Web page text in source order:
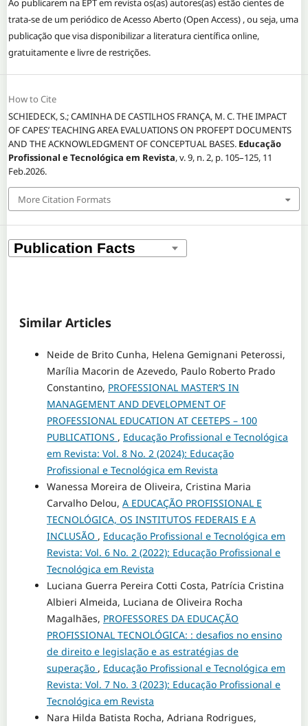
Ao publicarem na EPT em revista os(as) autores(as) estão cientes de
trata-se de um periódico de Acesso Aberto (Open Access) , ou seja, uma
publicação que visa disponibilizar a literatura científica online,
gratuitamente e livre de restrições.
How to Cite
SCHIEDECK, S.; CAMINHA DE CASTILHOS FRANÇA, M. C. THE IMPACT
OF CAPES’ TEACHING AREA EVALUATIONS ON PROFEPT DOCUMENTS
AND THE ACKNOWLEDGMENT OF CONCEPTUAL BASES. Educação
Profissional e Tecnológica em Revista, v. 9, n. 2, p. 105–125, 11
Feb.2026.
More Citation Formats
Similar Articles
Neide de Brito Cunha, Helena Gemignani Peterossi,
Marília Macorin de Azevedo, Paulo Roberto Prado
Constantino, PROFESSIONAL MASTER’S IN
MANAGEMENT AND DEVELOPMENT OF
PROFESSIONAL EDUCATION AT CEETEPS – 100
PUBLICATIONS , Educação Profissional e Tecnológica
em Revista: Vol. 8 No. 2 (2024): Educação
Profissional e Tecnológica em Revista
Wanessa Moreira de Oliveira, Cristina Maria
Carvalho Delou, A EDUCAÇÃO PROFISSIONAL E
TECNOLÓGICA, OS INSTITUTOS FEDERAIS E A
INCLUSÃO , Educação Profissional e Tecnológica em
Revista: Vol. 6 No. 2 (2022): Educação Profissional e
Tecnológica em Revista
Luciana Guerra Pereira Cotti Costa, Patrícia Cristina
Albieri Almeida, Luciana de Oliveira Rocha
Magalhães, PROFESSORES DA EDUCAÇÃO
PROFISSIONAL TECNOLÓGICA: : desafios no ensino
de direito e legislação e as estratégias de
superação , Educação Profissional e Tecnológica em
Revista: Vol. 7 No. 3 (2023): Educação Profissional e
Tecnológica em Revista
Nara Hilda Batista Rocha, Adriana Rodrigues,